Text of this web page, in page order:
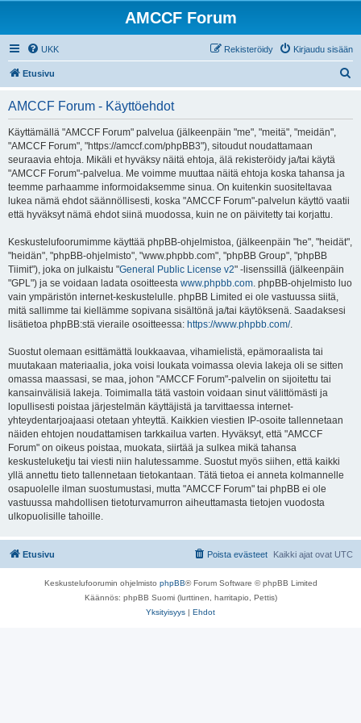
AMCCF Forum
UKK Kirjaudu sisään
Rekisteröidy
Etusivu
AMCCF Forum - Käyttöehdot
Käyttämällä "AMCCF Forum" palvelua (jälkeenpäin "me", "meitä", "meidän",
"AMCCF Forum", "https://amccf.com/phpBB3"), sitoudut noudattamaan
seuraavia ehtoja. Mikäli et hyväksy näitä ehtoja, älä rekisteröidy ja/tai käytä
"AMCCF Forum"-palvelua. Me voimme muuttaa näitä ehtoja koska tahansa ja
teemme parhaamme informoidaksemme sinua. On kuitenkin suositeltavaa
lukea nämä ehdot säännöllisesti, koska "AMCCF Forum"-palvelun käyttö vaatii
että hyväksyt nämä ehdot siinä muodossa, kuin ne on päivitetty tai korjattu.
Keskustelufoorumimme käyttää phpBB-ohjelmistoa, (jälkeenpäin "he", "heidät",
"heidän", "phpBB-ohjelmisto", "www.phpbb.com", "phpBB Group", "phpBB
Tiimit"), joka on julkaistu "General Public License v2" -lisenssillä (jälkeenpäin
"GPL") ja se voidaan ladata osoitteesta www.phpbb.com. phpBB-ohjelmisto luo
vain ympäristön internet-keskustelulle. phpBB Limited ei ole vastuussa siitä,
mitä sallimme tai kiellämme sopivana sisältönä ja/tai käytöksenä. Saadaksesi
lisätietoa phpBB:stä vieraile osoitteessa: https://www.phpbb.com/.
Suostut olemaan esittämättä loukkaavaa, vihamielistä, epämoraalista tai
muutakaan materiaalia, joka voisi loukata voimassa olevia lakeja oli se sitten
omassa maassasi, se maa, johon "AMCCF Forum"-palvelin on sijoitettu tai
kansainvälisiä lakeja. Toimimalla tätä vastoin voidaan sinut välittömästi ja
lopullisesti poistaa järjestelmän käyttäjistä ja tarvittaessa internet-
yhteydentarjoajaasi otetaan yhteyttä. Kaikkien viestien IP-osoite tallennetaan
näiden ehtojen noudattamisen tarkkailua varten. Hyväksyt, että "AMCCF
Forum" on oikeus poistaa, muokata, siirtää ja sulkea mikä tahansa
keskusteluketju tai viesti niin halutessamme. Suostut myös siihen, että kaikki
yllä annettu tieto tallennetaan tietokantaan. Tätä tietoa ei anneta kolmannelle
osapuolelle ilman suostumustasi, mutta "AMCCF Forum" tai phpBB ei ole
vastuussa mahdollisen tietoturvamurron aiheuttamasta tietojen vuodosta
ulkopuolisille tahoille.
Etusivu Kaikki ajat ovat UTC
Poista evästeet
Keskustelufoorumin ohjelmisto phpBB® Forum Software © phpBB Limited
Käännös: phpBB Suomi (lurttinen, harritapio, Pettis)
Yksityisyys | Ehdot